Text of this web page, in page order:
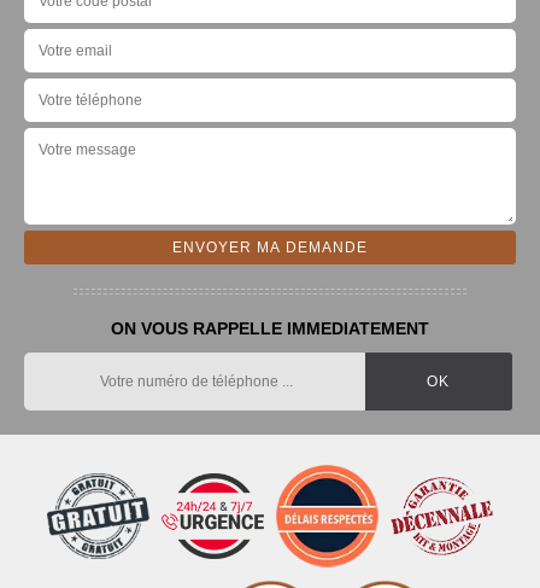
ON VOUS RAPPELLE IMMEDIATEMENT